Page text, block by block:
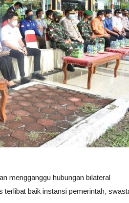
mengganggu hubungan bilateral
terlibat baik instansi pemerintah,